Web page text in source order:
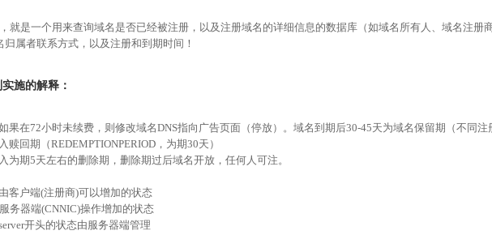
就是一个用来查询域名是否已经被注册，以及注册域名的详细信息的数据库（如域名所有人、域名注册
属者联系方式，以及注册和到期时间！
施的解释：
果在72小时未续费，则修改域名DNS指向广告页面（停放）。域名到期后30-45天为域名保留期（不同
赎回期（REDEMPTIONPERIOD，为期30天）
为期5天左右的删除期，删除期过后域名开放，任何人可注。
客户端(注册商)可以增加的状态
务器端(CNNIC)操作增加的状态
开头的状态由服务器端管理